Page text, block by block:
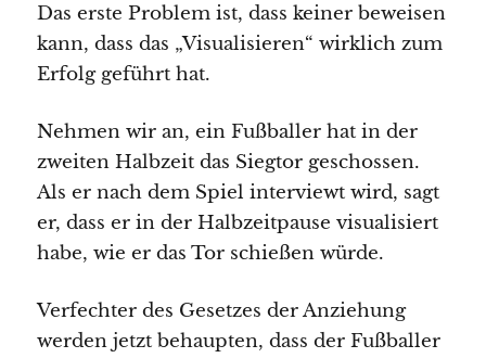
Das erste Problem ist, dass keiner beweisen
kann, dass das „Visualisieren“ wirklich zum
Erfolg geführt hat.
Nehmen wir an, ein Fußballer hat in der
zweiten Halbzeit das Siegtor geschossen.
Als er nach dem Spiel interviewt wird, sagt
er, dass er in der Halbzeitpause visualisiert
habe, wie er das Tor schießen würde.
Verfechter des Gesetzes der Anziehung
werden jetzt behaupten, dass der Fußballer